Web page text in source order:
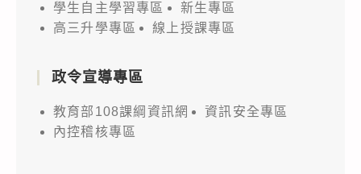
學生自主學習專區
新生專區
高三升學專區
線上授課專區
政令宣導專區
教育部108課綱資訊網
資訊安全專區
內控稽核專區